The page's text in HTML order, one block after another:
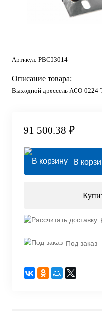
Артикул: PBC03014
Описание товара:
Выходной дроссель ACO-0224-
91 500.38 ₽
В
Под заказ